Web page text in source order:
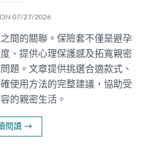
07/27/2026
間的關聯。保險套不僅是避孕
、提供心理保護感及拓寬親密
題。文章提供挑選合適款式、
使用方法的完整建議，協助受
的親密生活。
閱讀 →